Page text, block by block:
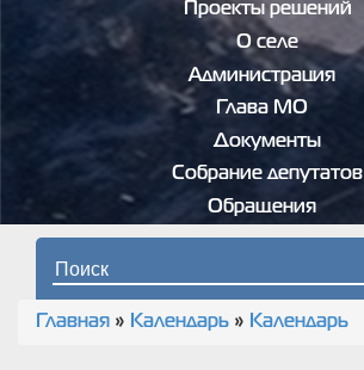
Проекты решений
О селе
Администрация
Глава МО
Документы
Собрание депутатов
Обращения
Форма поиска
Вы здесь
Главная » Календарь » Календарь